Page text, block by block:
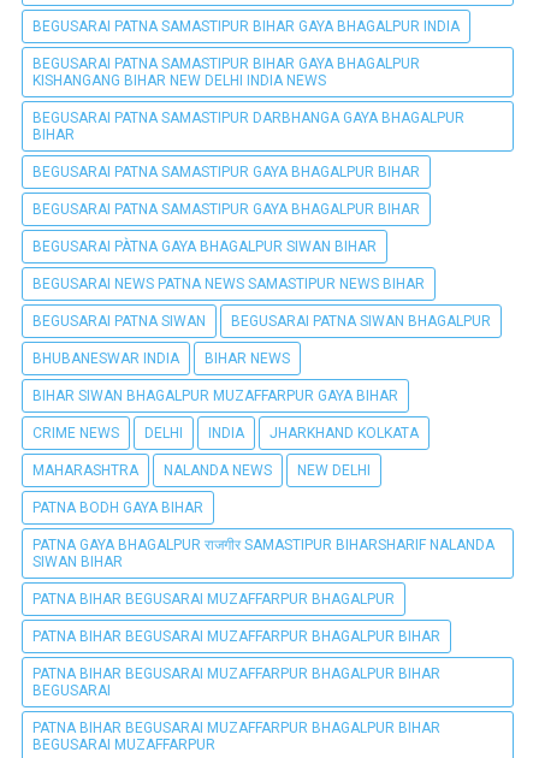
BEGUSARAI PATNA SAMASTIPUR BIHAR GAYA BHAGALPUR INDIA
BEGUSARAI PATNA SAMASTIPUR BIHAR GAYA BHAGALPUR
KISHANGANG BIHAR NEW DELHI INDIA NEWS
BEGUSARAI PATNA SAMASTIPUR DARBHANGA GAYA BHAGALPUR
BIHAR
BEGUSARAI PATNA SAMASTIPUR GAYA BHAGALPUR BIHAR
BEGUSARAI PATNA SAMASTIPUR GAYA BHAGALPUR BIHAR
BEGUSARAI PÀTNA GAYA BHAGALPUR SIWAN BIHAR
BEGUSARAI NEWS PATNA NEWS SAMASTIPUR NEWS BIHAR
BEGUSARAI PATNA SIWAN BEGUSARAI PATNA SIWAN BHAGALPUR
BHUBANESWAR INDIA BIHAR NEWS
BIHAR SIWAN BHAGALPUR MUZAFFARPUR GAYA BIHAR
CRIME NEWS DELHI INDIA JHARKHAND KOLKATA
MAHARASHTRA NALANDA NEWS NEW DELHI
PATNA BODH GAYA BIHAR
PATNA GAYA BHAGALPUR राजगीर SAMASTIPUR BIHARSHARIF NALANDA
SIWAN BIHAR
PATNA BIHAR BEGUSARAI MUZAFFARPUR BHAGALPUR
PATNA BIHAR BEGUSARAI MUZAFFARPUR BHAGALPUR BIHAR
PATNA BIHAR BEGUSARAI MUZAFFARPUR BHAGALPUR BIHAR
BEGUSARAI
PATNA BIHAR BEGUSARAI MUZAFFARPUR BHAGALPUR BIHAR
BEGUSARAI MUZAFFARPUR